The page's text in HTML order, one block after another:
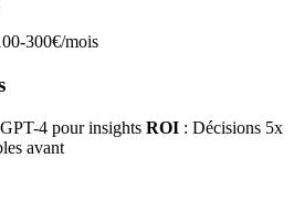
300€/mois
4 pour insights ROI : Décisions 5x
avant